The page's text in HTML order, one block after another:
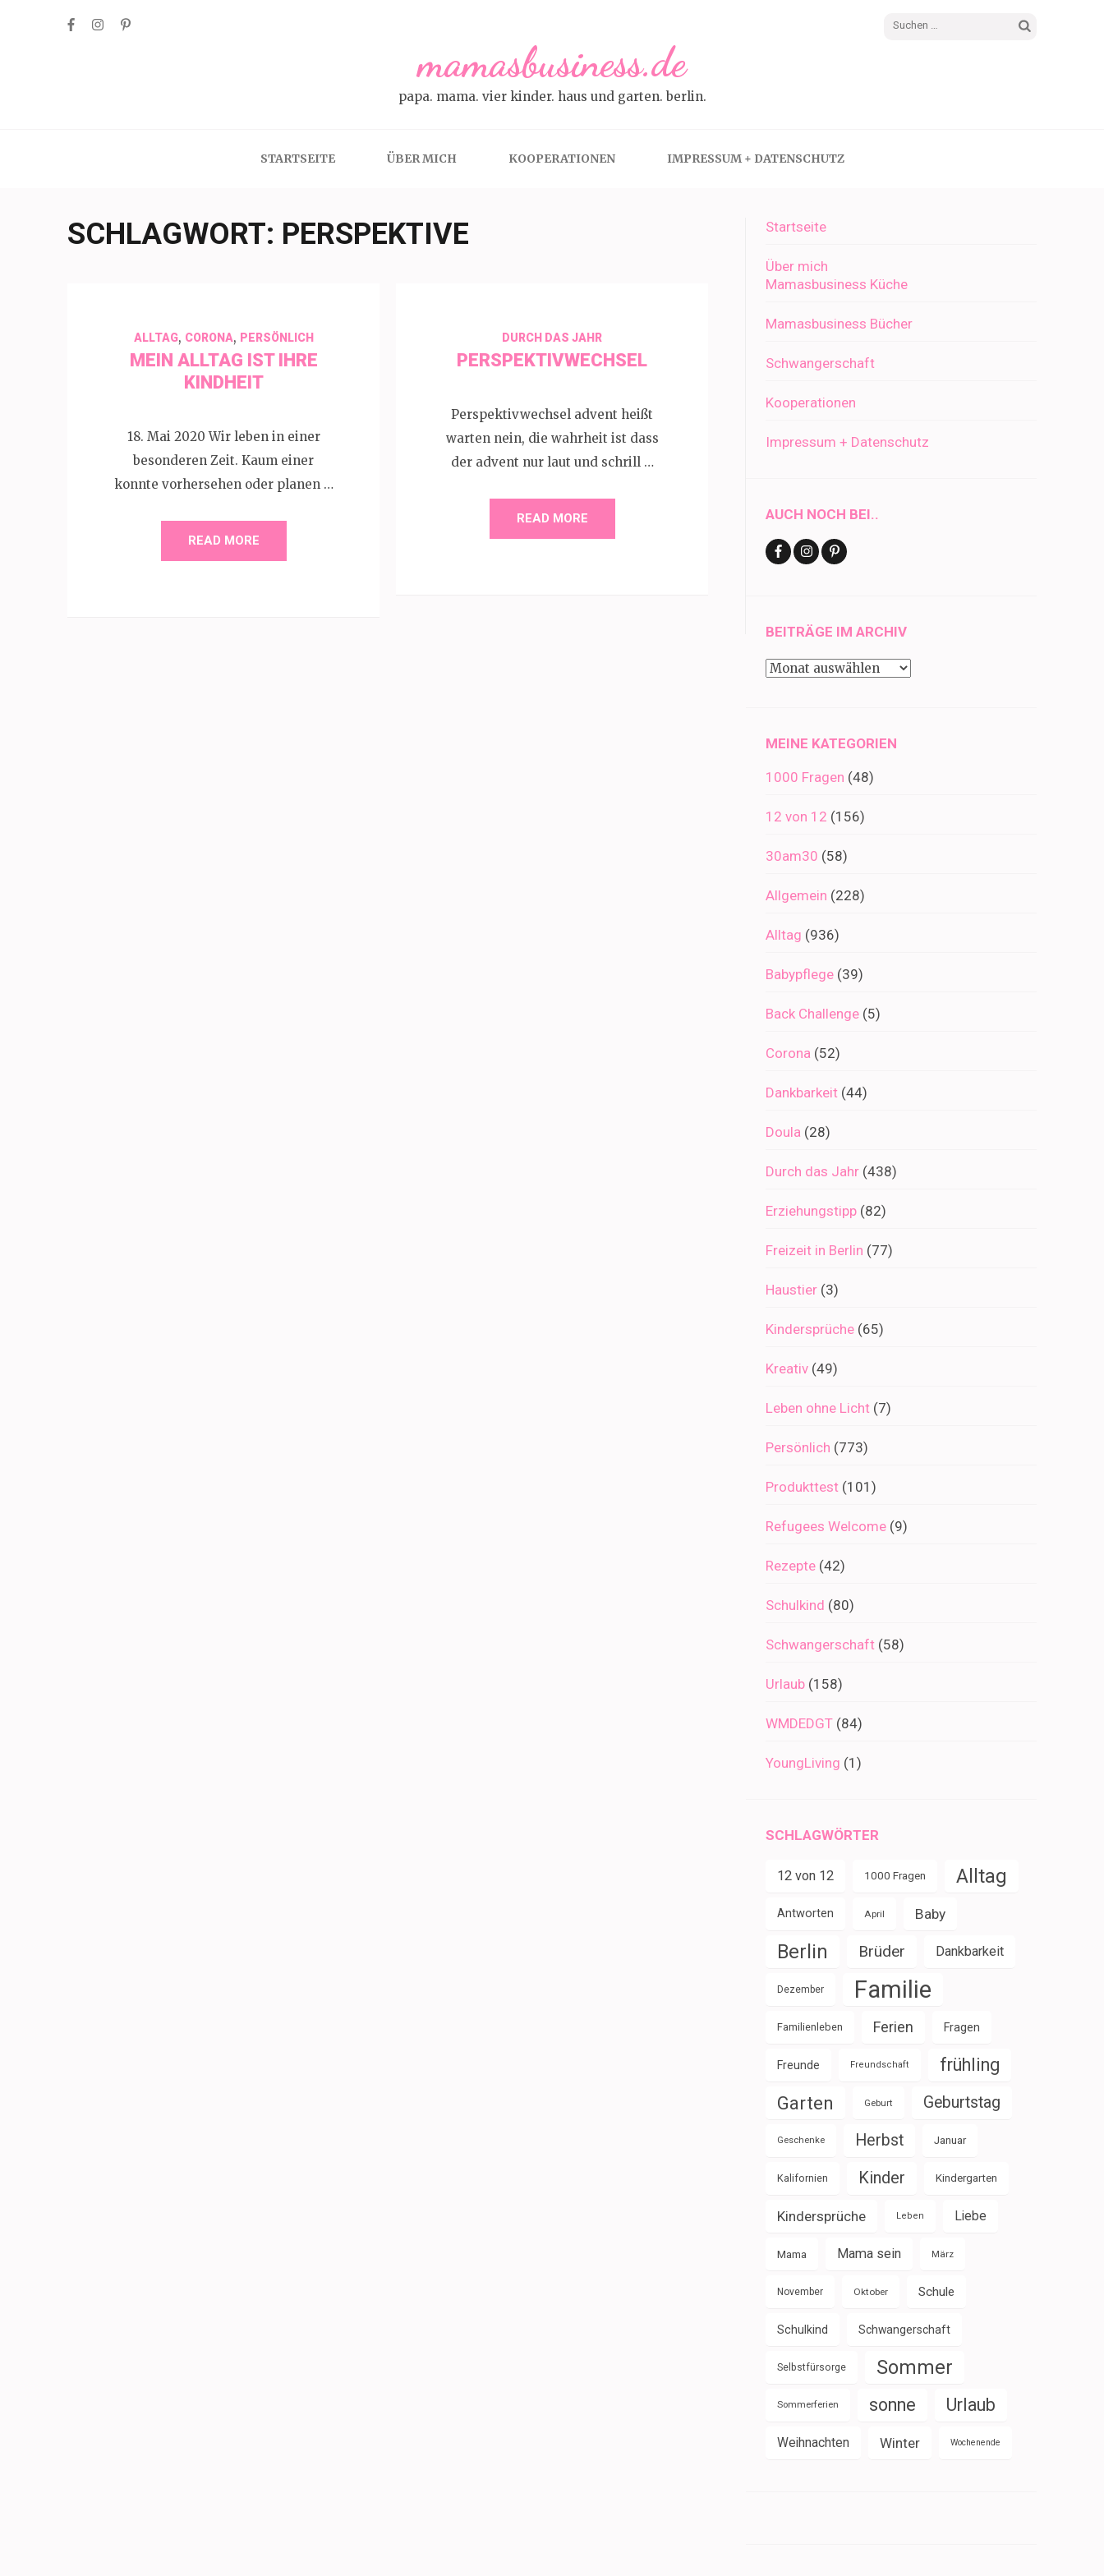
Suchen
mamasbusiness.de
papa. mama. vier kinder. haus und garten. berlin.
STARTSEITE ÜBER MICH KOOPERATIONEN IMPRESSUM + DATENSCHUTZ
SCHLAGWORT: PERSPEKTIVE
ALLTAG, CORONA, PERSÖNLICH
MEIN ALLTAG IST IHRE
KINDHEIT
18. Mai 2020 Wir leben in einer
besonderen Zeit. Kaum einer
konnte vorhersehen oder planen …
READ MORE
DURCH DAS JAHR
PERSPEKTIVWECHSEL
Perspektivwechsel advent heißt
warten nein, die wahrheit ist dass
der advent nur laut und schrill …
READ MORE
Startseite
Über mich
Mamasbusiness Küche
Mamasbusiness Bücher
Schwangerschaft
Kooperationen
Impressum + Datenschutz
AUCH NOCH BEI..
BEITRÄGE IM ARCHIV
Beiträge
MEINE KATEGORIEN
1000 Fragen (48)
12 von 12 (156)
30am30 (58)
Allgemein (228)
Alltag (936)
Babypflege (39)
Back Challenge (5)
Corona (52)
Dankbarkeit (44)
Doula (28)
Durch das Jahr (438)
Erziehungstipp (82)
Freizeit in Berlin (77)
Haustier (3)
Kindersprüche (65)
Kreativ (49)
Leben ohne Licht (7)
Persönlich (773)
Produkttest (101)
Refugees Welcome (9)
Rezepte (42)
Schulkind (80)
Schwangerschaft (58)
Urlaub (158)
WMDEDGT (84)
YoungLiving (1)
SCHLAGWÖRTER
12 von 12 1000 Fragen Alltag
Antworten April Baby
Berlin Brüder Dankbarkeit
Dezember Familie
Familienleben Ferien Fragen
Freunde Freundschaft frühling
Garten Geburt Geburtstag
Geschenke Herbst Januar
Kalifornien Kinder Kindergarten
Kindersprüche Leben Liebe
Mama Mama sein März
November Oktober Schule
Schulkind Schwangerschaft
Selbstfürsorge Sommer
Sommerferien sonne Urlaub
Weihnachten Winter Wochenende